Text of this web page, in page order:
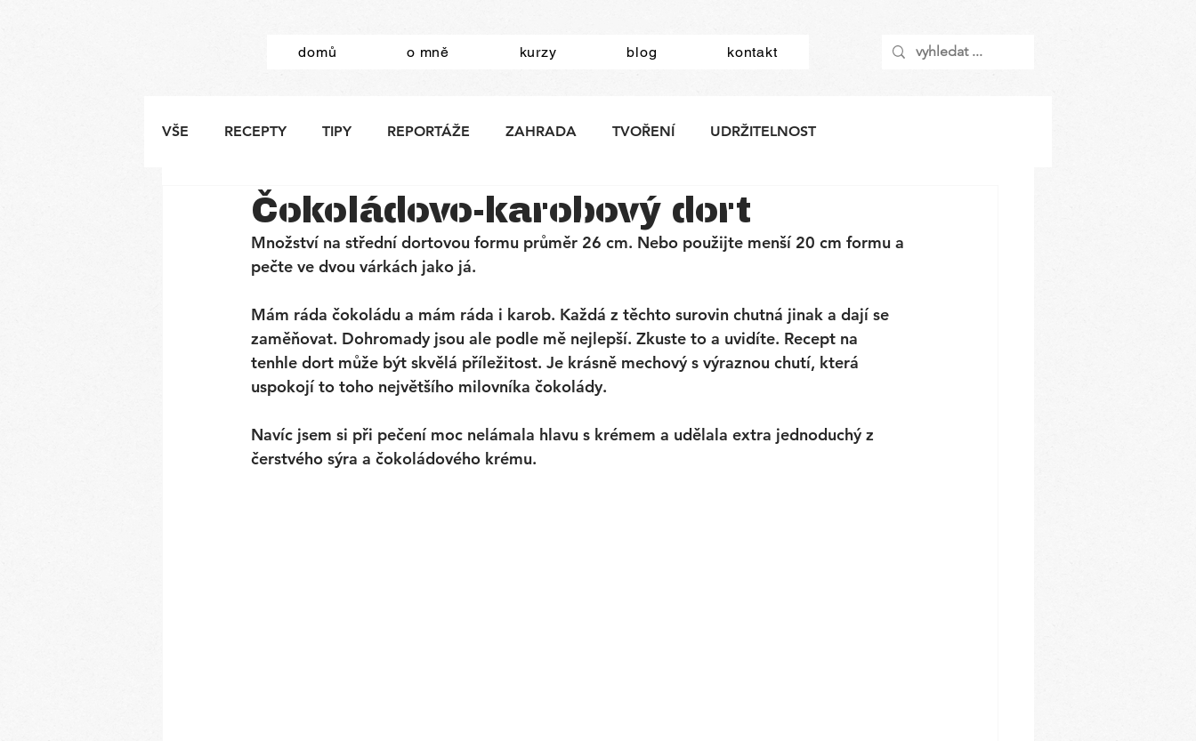
domů o mně kurzy blog kontakt
VŠE RECEPTY TIPY REPORTÁŽE ZAHRADA TVOŘENÍ UDRŽITELNOST
Čokoládovo-karobový dort
Množství na střední dortovou formu průměr 26 cm. Nebo použijte menší 20 cm formu a
pečte ve dvou várkách jako já.
Mám ráda čokoládu a mám ráda i karob. Každá z těchto surovin chutná jinak a dají se
zaměňovat. Dohromady jsou ale podle mě nejlepší. Zkuste to a uvidíte. Recept na
tenhle dort může být skvělá příležitost. Je krásně mechový s výraznou chutí, která
uspokojí to toho největšího milovníka čokolády.
Navíc jsem si při pečení moc nelámala hlavu s krémem a udělala extra jednoduchý z
čerstvého sýra a čokoládového krému.